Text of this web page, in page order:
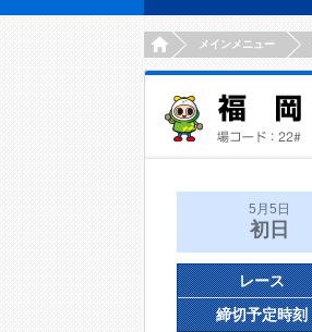
HOMEメインメニュー
5月5日
初日
レース
締切予定時刻